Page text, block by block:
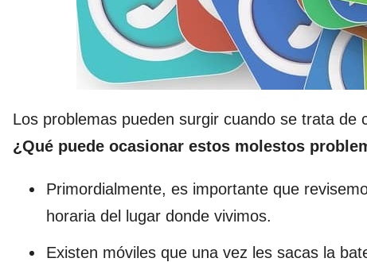
Los problemas pueden surgir cuando se trata
¿Qué puede ocasionar estos molestos
Primordialmente, es importante que
horaria del lugar donde vivimos.
Existen móviles que una vez les sacas la